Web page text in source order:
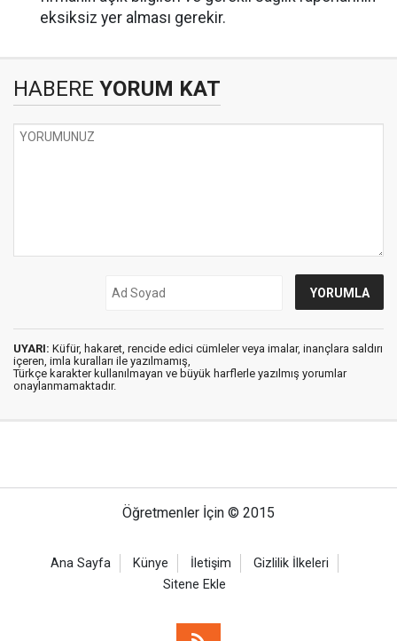
eksiksiz yer alması gerekir.
HABERE YORUM KAT
UYARI: Küfür, hakaret, rencide edici cümleler veya imalar, inançlara saldırı
içeren, imla kuralları ile yazılmamış,
Türkçe karakter kullanılmayan ve büyük harflerle yazılmış yorumlar
onaylanmamaktadır.
Öğretmenler İçin © 2015
Ana Sayfa Künye İletişim
Gizlilik İlkeleri
Sitene Ekle